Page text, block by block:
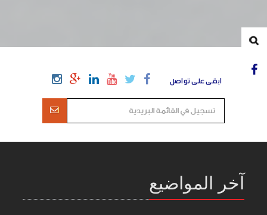
ابقى على تواصل
آخر المواضيع